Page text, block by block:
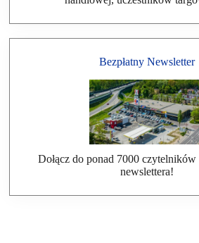
Bezpłatny Newsletter
Dołącz do ponad 7000 czytelników
newslettera!